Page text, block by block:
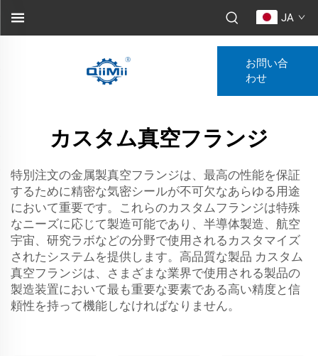
JA
お問い合
わせ
カスタム真空フランジ
特別注文の金属製真空フランジは、最高の性能を保証
するために精密な気密シールが不可欠なあらゆる用途
において重要です。これらのカスタムフランジは特殊
なニーズに応じて製造可能であり、半導体製造、航空
宇宙、研究ラボなどの分野で使用されるカスタマイズ
されたシステムを提供します。高品質な製品 カスタム
真空フランジは、さまざまな業界で使用される製品の
製造装置において最も重要な要素である高い精度と信
頼性を持って機能しなければなりません。